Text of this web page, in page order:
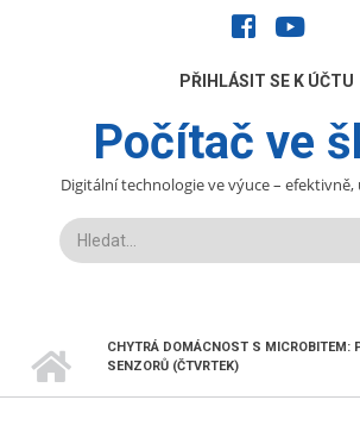
facebook
UŽIVATELÉPŘIHLÁSIT SE K ÚČTU
Počítač ve
Digitální technologie ve výuce – efektivně,
Hledat
DROBEČKOVÁ
NAVIGACE
CHYTRÁ DOMÁCNOST S MICROBITEM:
SENZORŮ (ČTVRTEK)